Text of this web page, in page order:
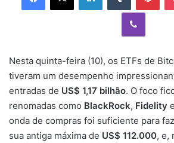
Viber
Nesta quinta-feira (10), os ETFs de
tiveram um desempenho
entradas de US$ 1,17 bilhão. O foco
renomadas como BlackRock, Fidelity e
onda de compras foi suficiente para
sua antiga máxima de US$ 112.000, e,